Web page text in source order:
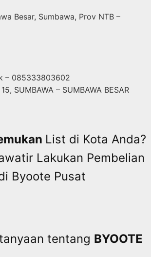
Besar, Sumbawa, Prov NTB –
– 085333803602
SUMBAWA – SUMBAWA BESAR
List di Kota Anda?
Lakukan Pembelian
Byoote Pusat
tentang BYOOTE